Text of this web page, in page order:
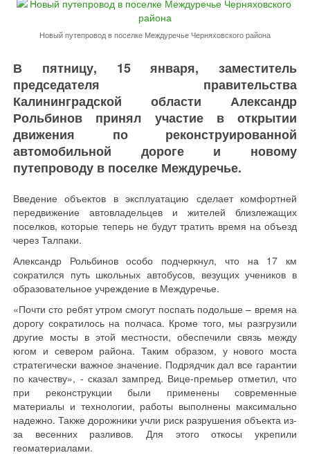
Новый путепровод в поселке Междуречье Черняховского района
В пятницу, 15 января, заместитель
председателя правительства
Калининградской области Александр
Рольбинов принял участие в открытии
движения по реконструированной
автомобильной дороге и новому
путепроводу в поселке Междуречье.
Введение объектов в эксплуатацию сделает комфортней
передвижение автовладельцев и жителей близлежащих
поселков, которые теперь не будут тратить время на объезд
через Талпаки.
Александр Рольбинов особо подчеркнул, что на 17 км
сократился путь школьных автобусов, везущих учеников в
образовательное учреждение в Междуречье.
«Почти сто ребят утром смогут поспать подольше – время на
дорогу сократилось на полчаса. Кроме того, мы разгрузили
другие мосты в этой местности, обеспечили связь между
югом и севером района. Таким образом, у нового моста
стратегически важное значение. Подрядчик дал все гарантии
по качеству», - сказал зампред. Вице-премьер отметил, что
при реконструкции были применены современные
материалы и технологии, работы выполнены максимально
надежно. Также дорожники учли риск разрушения объекта из-
за весенних разливов. Для этого откосы укрепили
геоматериалами.